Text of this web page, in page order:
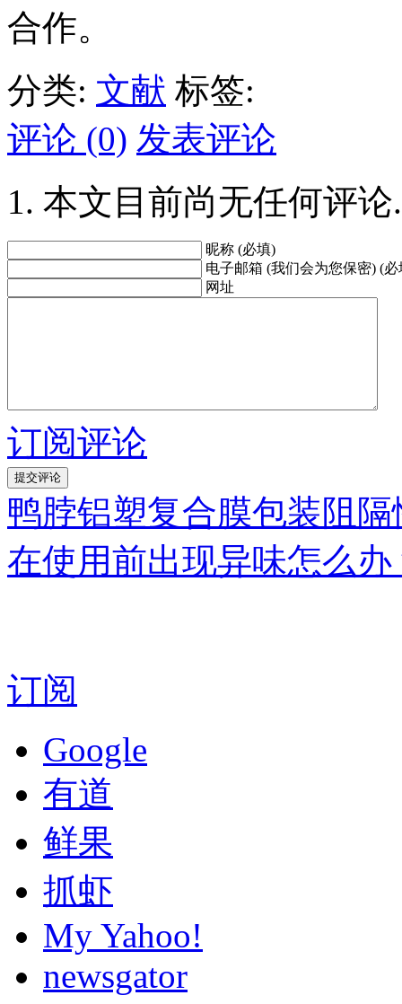
合作。
分类: 文献 标签:
评论 (0) 发表评论
本文目前尚无任何评论.
昵称 (必填)
电子邮箱 (我们会为您保密) (必
网址
订阅评论
鸭脖铝塑复合膜包装阻
在使用前出现异味怎么办
订阅
Google
有道
鲜果
抓虾
My Yahoo!
newsgator